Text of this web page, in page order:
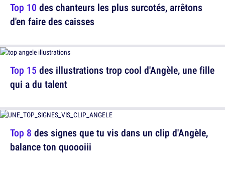
Top 10 des chanteurs les plus surcotés, arrêtons
d'en faire des caisses
Top 15 des illustrations trop cool d'Angèle, une fille
qui a du talent
Top 8 des signes que tu vis dans un clip d'Angèle,
balance ton quoooiii